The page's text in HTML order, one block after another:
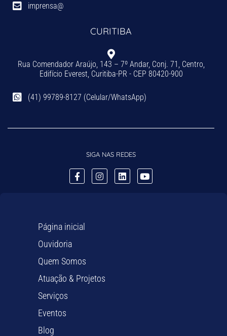
imprensa@
CURITIBA
Rua Comendador Araújo, 143 – 7º Andar, Conj. 71, Centro,
Edifício Everest, Curitiba-PR - CEP 80420-900
(41) 99789-8127 (Celular/WhatsApp)
SIGA NAS REDES
Página inicial
Ouvidoria
Quem Somos
Atuação & Projetos
Serviços
Eventos
Blog